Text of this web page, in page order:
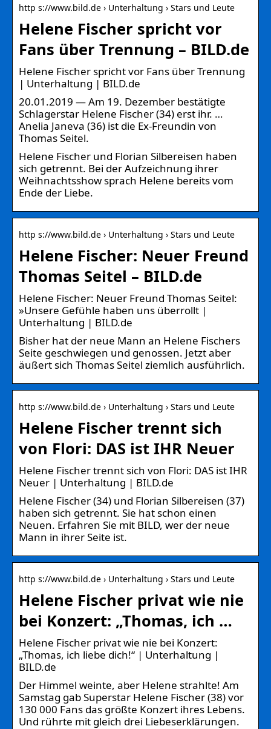
http s://www.bild.de › Unterhaltung › Stars und Leute
Helene Fischer spricht vor
Fans über Trennung – BILD.de
Helene Fischer spricht vor Fans über Trennung
| Unterhaltung | BILD.de
20.01.2019 — Am 19. Dezember bestätigte
Schlagerstar Helene Fischer (34) erst ihr. …
Anelia Janeva (36) ist die Ex-Freundin von
Thomas Seitel.
Helene Fischer und Florian Silbereisen haben
sich getrennt. Bei der Aufzeichnung ihrer
Weihnachtsshow sprach Helene bereits vom
Ende der Liebe.
http s://www.bild.de › Unterhaltung › Stars und Leute
Helene Fischer: Neuer Freund
Thomas Seitel – BILD.de
Helene Fischer: Neuer Freund Thomas Seitel:
»Unsere Gefühle haben uns überrollt |
Unterhaltung | BILD.de
Bisher hat der neue Mann an Helene Fischers
Seite geschwiegen und genossen. Jetzt aber
äußert sich Thomas Seitel ziemlich ausführlich.
http s://www.bild.de › Unterhaltung › Stars und Leute
Helene Fischer trennt sich
von Flori: DAS ist IHR Neuer
Helene Fischer trennt sich von Flori: DAS ist IHR
Neuer | Unterhaltung | BILD.de
Helene Fischer (34) und Florian Silbereisen (37)
haben sich getrennt. Sie hat schon einen
Neuen. Erfahren Sie mit BILD, wer der neue
Mann in ihrer Seite ist.
http s://www.bild.de › Unterhaltung › Stars und Leute
Helene Fischer privat wie nie
bei Konzert: „Thomas, ich …
Helene Fischer privat wie nie bei Konzert:
„Thomas, ich liebe dich!“ | Unterhaltung |
BILD.de
Der Himmel weinte, aber Helene strahlte! Am
Samstag gab Superstar Helene Fischer (38) vor
130 000 Fans das größte Konzert ihres Lebens.
Und rührte mit gleich drei Liebeserklärungen.